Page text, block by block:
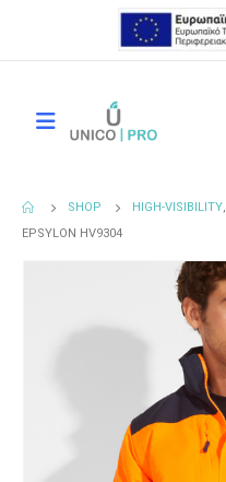
SHOP HIGH-VISIBILITY,
EPSYLON HV9304